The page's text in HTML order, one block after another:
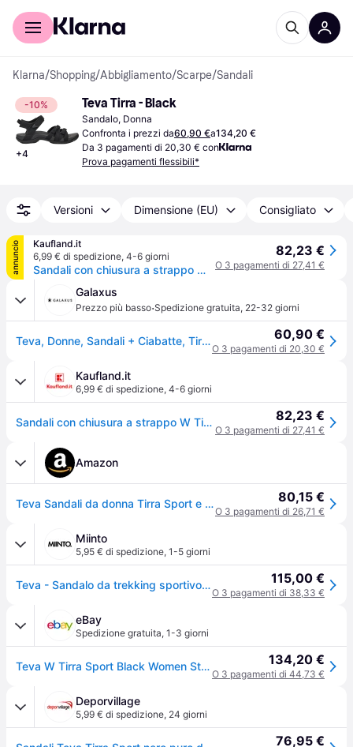
Per il tuo shopping
Klarna/Shopping/Abbigliamento/Scarpe/Sandali
-10%
+4
Teva Tirra - Black
Sandalo, Donna
Confronta i prezzi da60,90 €a134,20 €
Da 3 pagamenti di 20,30 € con
Prova pagamenti flessibili*
Versioni Dimensione (EU) Consigliato
annuncio
Kaufland.it
6,99 € di spedizione, 4-6 giorni
Sandali con chiusura a strappo W Tirra Sport
82,23 €
O 3 pagamenti di 27,41 €
Galaxus
Prezzo più basso·Spedizione gratuita, 22-32 giorni
Teva, Donne, Sandali + Ciabatte, Tirra, Nero, (37) 60,90 €
O 3 pagamenti di 20,30 €
Kaufland.it
6,99 € di spedizione, 4-6 giorni
Sandali con chiusura a strappo W Tirra Sport 82,23 €
O 3 pagamenti di 27,41 €
Amazon
Teva Sandali da donna Tirra Sport e Outdoor Lifestyle, Nero, 38 EU 80,15 €
O 3 pagamenti di 26,71 €
Miinto
5,95 € di spedizione, 1-5 giorni
Teva - Sandalo da trekking sportivo Tirra - - Sport - Donna - Nero - 37 EU 115,00 €
O 3 pagamenti di 38,33 €
eBay
Spedizione gratuita, 1-3 giorni
Teva W Tirra Sport Black Women Strap Walking Sandal 1173720-bcbk 134,20 €
O 3 pagamenti di 44,73 €
Deporvillage
5,99 € di spedizione, 24 giorni
76,95 €